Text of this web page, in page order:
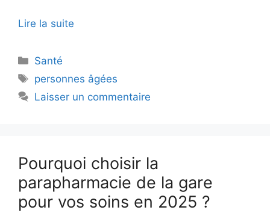
Lire la suite
Catégories
Santé
Étiquettes
personnes âgées
Laisser un commentaire
Pourquoi choisir la
parapharmacie de la gare
pour vos soins en 2025 ?